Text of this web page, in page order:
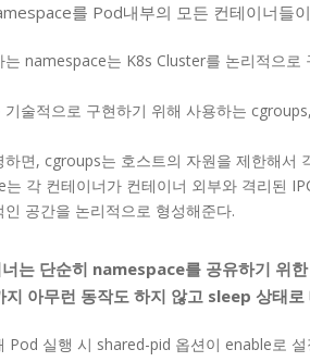
를 Pod내부의 모든 컨테이너들
는 namespace는 K8s Cluster를 논리적으
기술적으로 구현하기 위해 사용하는
하면, cgroups는 호스트의 자원을 제한해서
각 컨테이너가 컨테이너 외부와 격리된
인 공간을 논리적으로 형성해준다.
는 단순히 namespace를 공유하기 위
지 아무런 동작도 하지 않고 sleep 상태로
Pod 실행 시 shared-pid 옵션이 enable로